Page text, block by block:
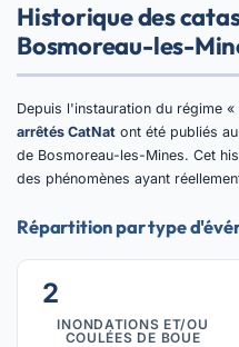
Historique des
Bosmoreau-les-
Depuis l'instauration du régime
arrêtés CatNat ont été publiés
de Bosmoreau-les-Mines. Cet
des phénomènes ayant
Répartition par type
2
INONDATIONS ET/OU
COULÉES DE BOUE